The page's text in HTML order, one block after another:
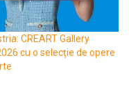
CREART Gallery
cu o selecție de opere